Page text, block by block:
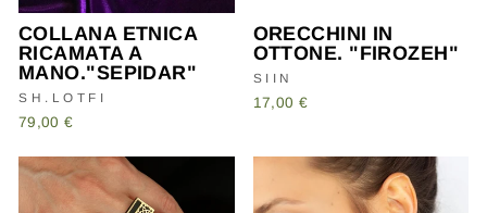
COLLANA ETNICA
RICAMATA A
MANO."SEPIDAR"
SH.LOTFI
79,00 €
ORECCHINI IN
OTTONE. "FIROZEH"
SIIN
17,00 €